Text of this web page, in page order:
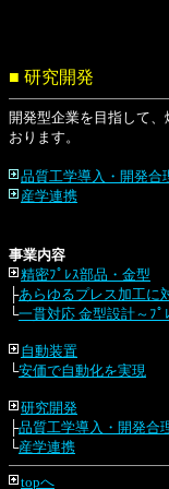
■ 研究開発
開発型企業を目指して
おります。
品質工学導入・開発合
産学連携
事業内容
精密ﾌﾟﾚｽ部品・金型
├あらゆるプレス加工に
└一貫対応 金型設計～ﾌﾟ
自動装置
└安価で自動化を実現
研究開発
├品質工学導入・開発合
└産学連携
topへ